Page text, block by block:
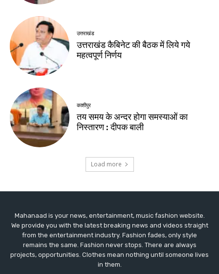
Mahanaad is your news, entertainment, music fashion website.
We provide you with the latest breaking news and videos straight
from the entertainment industry. Fashion fades, only style
remains the same. Fashion never stops. There are always
projects, opportunities. Clothes mean nothing until someone lives
in them.